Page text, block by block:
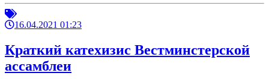
16.04.2021 01:23
Краткий катехизис Вестминстерской
ассамблеи